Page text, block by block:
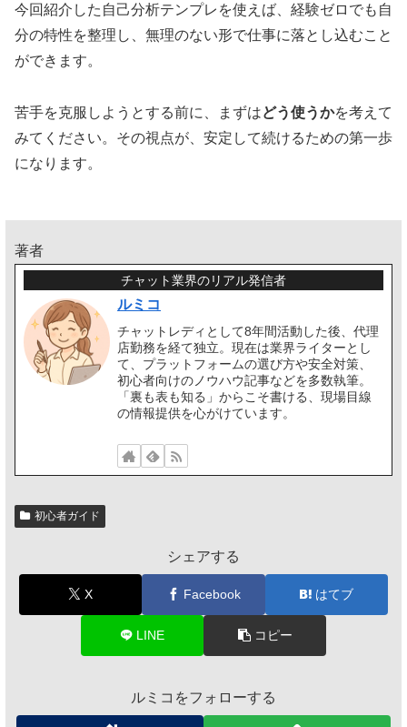
今回紹介した自己分析テンプレを使えば、経験ゼロでも自
分の特性を整理し、無理のない形で仕事に落とし込むこと
ができます。
苦手を克服しようとする前に、まずはどう使うかを考えて
みてください。その視点が、安定して続けるための第一歩
になります。
著者
チャット業界のリアル発信者
ルミコ
チャットレディとして8年間活動した後、代理
店勤務を経て独立。現在は業界ライターとし
て、プラットフォームの選び方や安全対策、
初心者向けのノウハウ記事などを多数執筆。
「裏も表も知る」からこそ書ける、現場目線
の情報提供を心がけています。
初心者ガイド
シェアする
X Facebook はてブ
LINE コピー
ルミコをフォローする